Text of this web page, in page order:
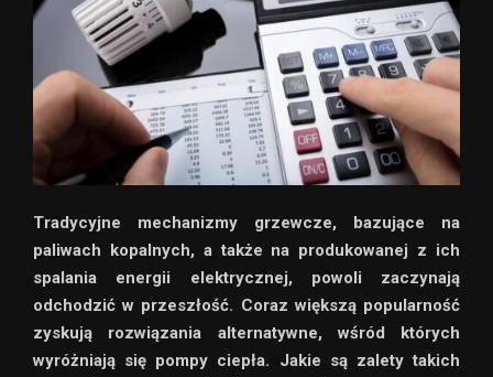
Tradycyjne mechanizmy grzewcze, bazujące na
paliwach kopalnych, a także na produkowanej z ich
spalania energii elektrycznej, powoli zaczynają
odchodzić w przeszłość. Coraz większą popularność
zyskują rozwiązania alternatywne, wśród których
wyróżniają się pompy ciepła. Jakie są zalety takich